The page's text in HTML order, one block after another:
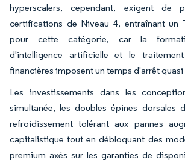
hyperscalers, cependant, exigent de
certifications de Niveau 4, entraînant un
pour cette catégorie, car la
d'intelligence artificielle et le
financières imposent un temps d'arrêt quasi
Les investissements dans les
simultanée, les doubles épines dorsales
refroidissement tolérant aux pannes
capitalistique tout en débloquant des
premium axés sur les garanties de